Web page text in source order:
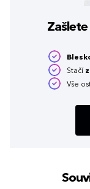
Stačí
Vše